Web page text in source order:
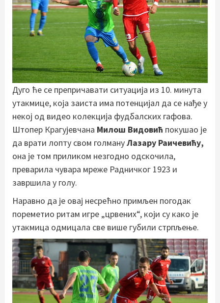
Дуго ће се препричавати ситуација из 10. минута
утакмице, која заиста има потенцијал да се нађе у
некој од видео колекција фудбалских гафова.
Штопер Крагујевчана Милош Видовић покушао је
да врати лопту свом голмануЛазару Раичевићу,
она је том приликом незгодно одскочила,
преварила чувара мреже Радничког 1923 и
завршила у голу.
Наравно да је овај несрећно примљен погодак
пореметио ритам игре „црвених“, који су како је
утакмица одмицала све више губили стрпљење.